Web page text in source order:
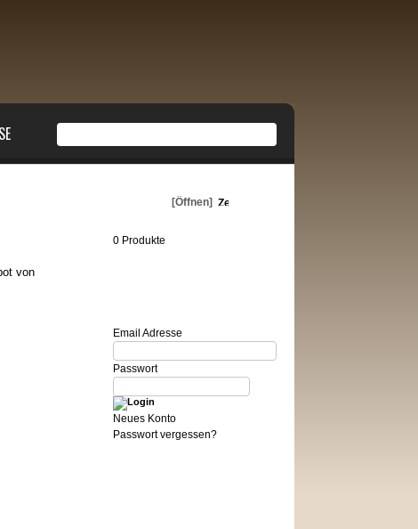
von
[Öffnen]
0 Produkte
Email Adresse
Passwort
Neues Konto
Passwort vergessen?